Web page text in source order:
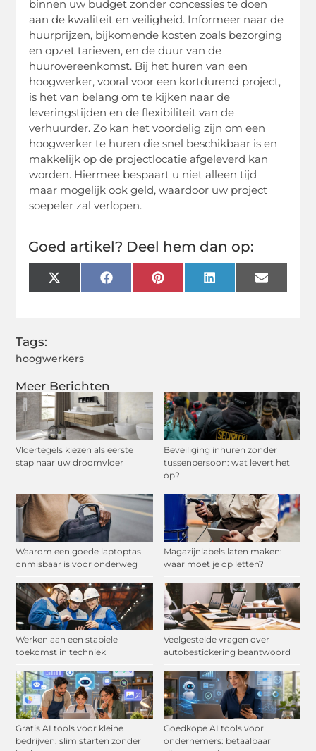
Meer Berichten
Vloertegels kiezen als eerste
stap naar uw droomvloer
Beveiliging inhuren zonder
tussenpersoon: wat levert het
op?
Waarom een goede laptoptas
onmisbaar is voor onderweg
Magazijnlabels laten maken:
waar moet je op letten?
Werken aan een stabiele
toekomst in techniek
Veelgestelde vragen over
autobestickering beantwoord
Gratis AI tools voor kleine
bedrijven: slim starten zonder
Goedkope AI tools voor
ondernemers: betaalbaar
binnen uw budget zonder concessies te doen
aan de kwaliteit en veiligheid. Informeer naar de
huurprijzen, bijkomende kosten zoals bezorging
en opzet tarieven, en de duur van de
huurovereenkomst. Bij het huren van een
hoogwerker, vooral voor een kortdurend project,
is het van belang om te kijken naar de
leveringstijden en de flexibiliteit van de
verhuurder. Zo kan het voordelig zijn om een
hoogwerker te huren die snel beschikbaar is en
makkelijk op de projectlocatie afgeleverd kan
worden. Hiermee bespaart u niet alleen tijd
maar mogelijk ook geld, waardoor uw project
soepeler zal verlopen.
Goed artikel? Deel hem dan op:
X
(Twitter)
FacebookPinterestLinkedInEmail
Tags:
hoogwerkers